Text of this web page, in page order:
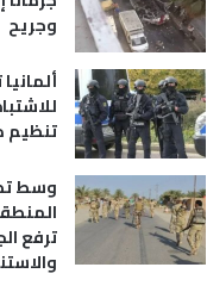
وجريح
وسط
ترفع